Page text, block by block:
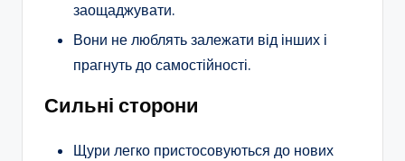
заощаджувати.
Вони не люблять залежати від інших і
прагнуть до самостійності.
Сильні сторони
Щури легко пристосовуються до нових